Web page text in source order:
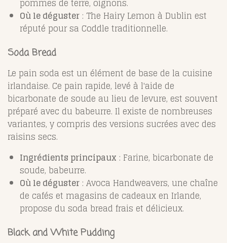
pommes de terre, oignons.
Où le déguster : The Hairy Lemon à Dublin est
réputé pour sa Coddle traditionnelle.
Soda Bread
Le pain soda est un élément de base de la cuisine
irlandaise. Ce pain rapide, levé à l'aide de
bicarbonate de soude au lieu de levure, est souvent
préparé avec du babeurre. Il existe de nombreuses
variantes, y compris des versions sucrées avec des
raisins secs.
Ingrédients principaux : Farine, bicarbonate de
soude, babeurre.
Où le déguster : Avoca Handweavers, une chaîne
de cafés et magasins de cadeaux en Irlande,
propose du soda bread frais et délicieux.
Black and White Pudding